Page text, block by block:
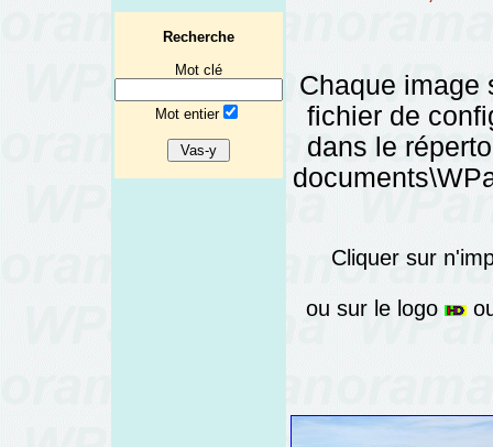
Recherche
Mot clé
Mot entier
Chaque
fichier de
dans le
Cliquer sur
ou sur le logo